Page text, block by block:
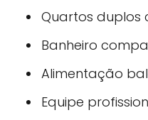
Quartos duplos
Banheiro
Alimentação
Equipe